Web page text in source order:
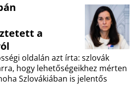
a
oldalán azt írta: szlovák
hogy lehetőségeikhez mérten
Szlovákiában is jelentős